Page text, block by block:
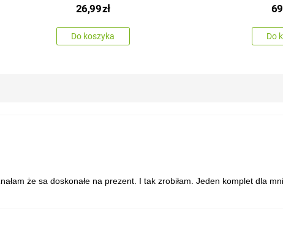
26,99zł
Do koszyka Do
że sa doskonałe na prezent. I tak zrobiłam. Jeden komplet dla